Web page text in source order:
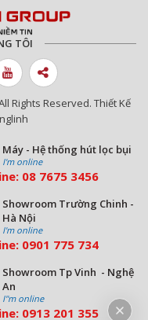
TÔI
Rights Reserved. Thiết Kế
Máy - Hệ thống hút lọc bụi
I'm online
08 7675 3456
Showroom Trường Chinh -
Hà Nội
I'm online
0901 775 734
Showroom Tp Vinh - Nghệ
An
I''m online
0913 201 355